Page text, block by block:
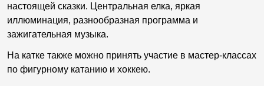
настоящей сказки. Центральная елка, яркая
иллюминация, разнообразная программа и
зажигательная музыка.
На катке также можно принять участие в мастер-классах
по фигурному катанию и хоккею.